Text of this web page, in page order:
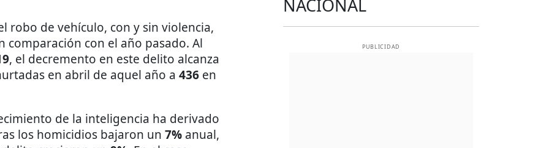
robo de vehículo, con y sin violencia,
comparación con el año pasado. Al
, el decremento en este delito alcanza
en abril de aquel año a 436 en
de la inteligencia ha derivado
los homicidios bajaron un 7% anual,
NACIONAL
PUBLICIDAD